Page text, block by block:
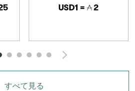
USD1 = 2
and Go to the
Click
すべて見る